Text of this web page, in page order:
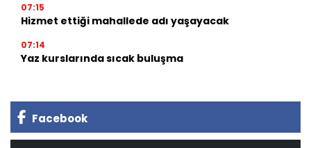
07:15
Hizmet ettiği mahallede adı yaşayacak
07:14
Yaz kurslarında sıcak buluşma
Facebook